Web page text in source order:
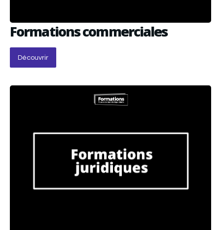
Formations commerciales
Découvrir